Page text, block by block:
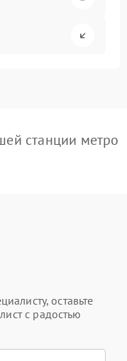
станции метро
оставьте
с радостью